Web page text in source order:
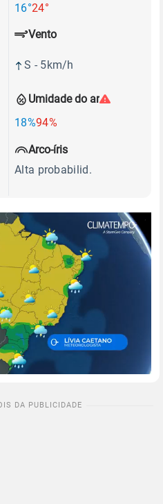
16°24°
Umidade do ar
18%94%
Vento
S - 5km/h
Arco-íris
Alta probabilid.